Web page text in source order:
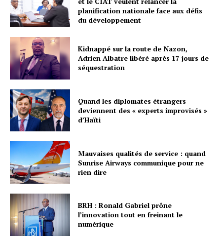
planification nationale face aux défis
du développement
Kidnappé sur la route de Nazon,
Adrien Albatre libéré après 17 jours de
séquestration
Quand les diplomates étrangers
deviennent des « experts improvisés »
d’Haïti
Mauvaises qualités de service : quand
Sunrise Airways communique pour ne
rien dire
BRH : Ronald Gabriel prône
l’innovation tout en freinant le
numérique